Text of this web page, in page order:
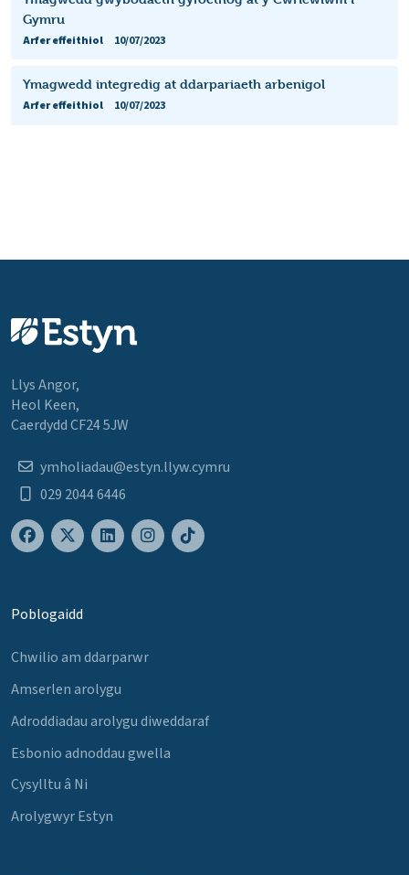
Gymru
Arfer effeithiol
10/07/2023
Ymagwedd integredig at ddarpariaeth arbenigol
Arfer effeithiol
10/07/2023
Llys Angor,
Heol Keen,
Caerdydd CF24 5JW
ymholiadau@estyn.llyw.cymru
029 2044 6446
Poblogaidd
Chwilio am ddarparwr
Amserlen arolygu
Adroddiadau arolygu diweddaraf
Esbonio adnoddau gwella
Cysylltu â Ni
Arolygwyr Estyn